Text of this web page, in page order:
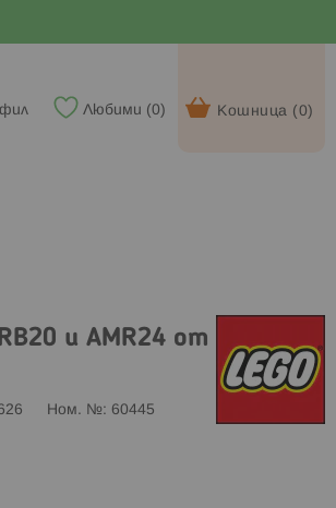
Кошница (0)
Любими (0)
и AMR24 от
Ном. № 60445